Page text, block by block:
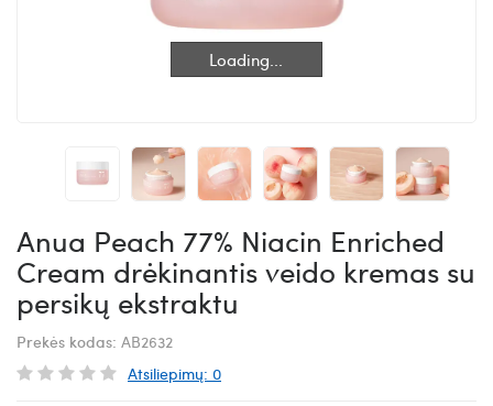
Loading...
Loading...
Anua Peach 77% Niacin Enriched
Cream drėkinantis veido kremas su
persikų ekstraktu
Prekės kodas: AB2632
Atsiliepimų: 0